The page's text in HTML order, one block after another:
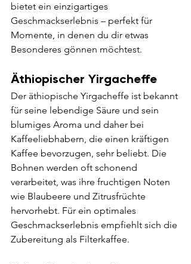
bietet ein einzigartiges
Geschmackserlebnis – perfekt für
Momente, in denen du dir etwas
Besonderes gönnen möchtest.
Äthiopischer Yirgacheffe
Der äthiopische Yirgacheffe ist bekannt
für seine lebendige Säure und sein
blumiges Aroma und daher bei
Kaffeeliebhabern, die einen kräftigen
Kaffee bevorzugen, sehr beliebt. Die
Bohnen werden oft schonend
verarbeitet, was ihre fruchtigen Noten
wie Blaubeere und Zitrusfrüchte
hervorhebt. Für ein optimales
Geschmackserlebnis empfiehlt sich die
Zubereitung als Filterkaffee.